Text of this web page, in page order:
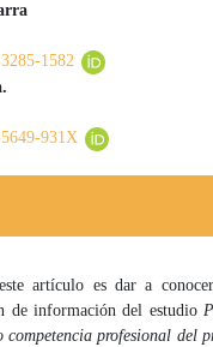
artículo
1582
931X
artículo es dar a
de información del estudio
competencia profesional del